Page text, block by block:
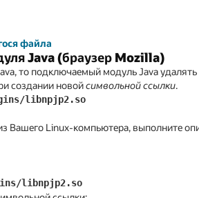
файла
Java (браузер Mozilla)
то подключаемый модуль Java
создании новойсимвольной ссылки.
libnpjp2.so
Вашего Linux-компьютера, выполните
libnpjp2.so